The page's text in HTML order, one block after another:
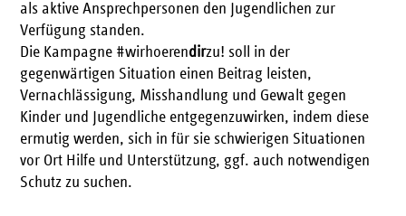
als aktive Ansprechpersonen den Jugendlichen zur
Verfügung standen.
Die Kampagne #wirhoerendirzu! soll in der
gegenwärtigen Situation einen Beitrag leisten,
Vernachlässigung, Misshandlung und Gewalt gegen
Kinder und Jugendliche entgegenzuwirken, indem diese
ermutig werden, sich in für sie schwierigen Situationen
vor Ort Hilfe und Unterstützung, ggf. auch notwendigen
Schutz zu suchen.